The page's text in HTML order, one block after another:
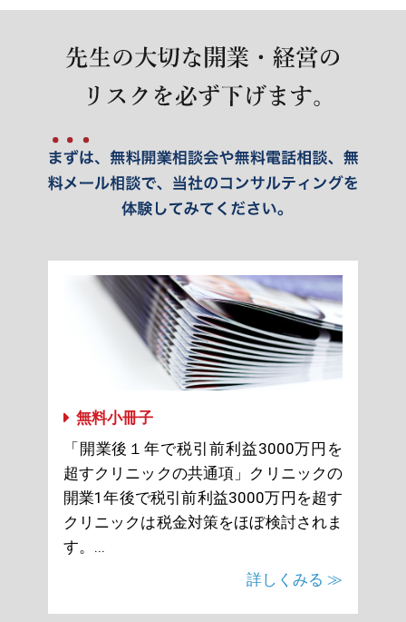
無料小冊子
「開業後１年で税引前利益3000万円を
超すクリニックの共通項」クリニックの
開業1年後で税引前利益3000万円を超す
クリニックは税金対策をほぼ検討されま
す。...
詳しくみる ≫